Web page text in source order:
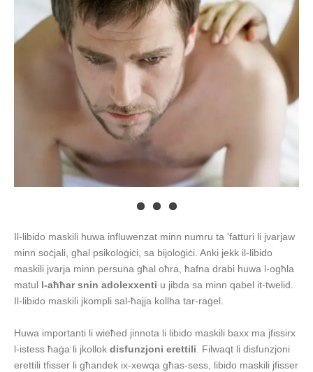
Il-libido maskili huwa influwenzat minn numru ta 'fatturi li jvarjaw
minn soċjali, għal psikoloġiċi, sa bijoloġiċi. Anki jekk il-libido
maskili jvarja minn persuna għal oħra, ħafna drabi huwa l-ogħla
matul l-aħħar snin adolexxenti u jibda sa minn qabel it-twelid.
Il-libido maskili jkompli sal-ħajja kollha tar-raġel.
Huwa importanti li wieħed jinnota li libido maskili baxx ma jfissirx
l-istess ħaġa li jkollok disfunzjoni erettili. Filwaqt li disfunzjoni
erettili tfisser li għandek ix-xewqa għas-sess, libido maskili jfisser